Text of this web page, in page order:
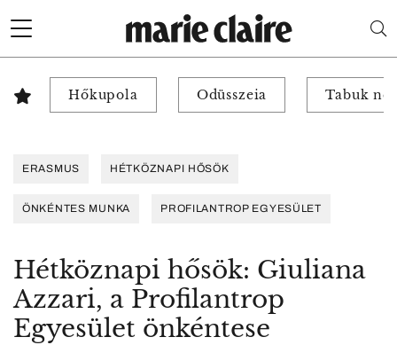
Hőkupola Odüsszeia Tabuk
ERASMUS HÉTKÖZNAPI HŐSÖK
ÖNKÉNTES MUNKA PROFILANTROP EGYESÜLET
Hétköznapi hősök: Giuliana
Azzari, a Profilantrop
Egyesület önkéntese